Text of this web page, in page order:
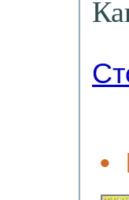
•